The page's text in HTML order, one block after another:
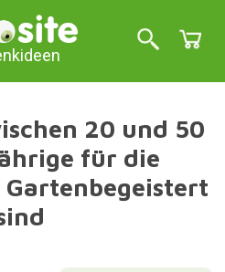
20 und 50
für die